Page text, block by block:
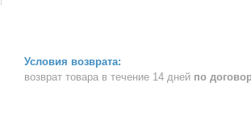
возврат товара в течение 14 дней по